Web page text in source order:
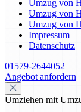
Umzug von
Umzug von
Umzug von
Impressum
Datenschutz
01579-2644052
Angebot anfordern
Umziehen mit